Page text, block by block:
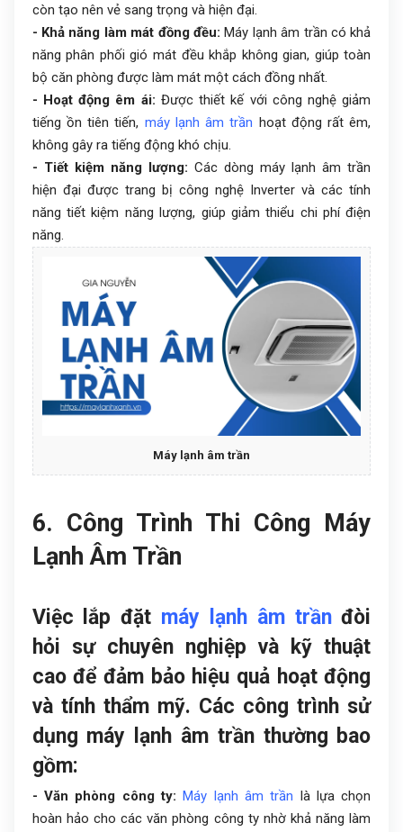
còn tạo nên vẻ sang trọng và hiện đại.
- Khả năng làm mát đồng đều: Máy lạnh âm trần có khả
năng phân phối gió mát đều khắp không gian, giúp toàn
bộ căn phòng được làm mát một cách đồng nhất.
- Hoạt động êm ái: Được thiết kế với công nghệ giảm
tiếng ồn tiên tiến, máy lạnh âm trần hoạt động rất êm,
không gây ra tiếng động khó chịu.
- Tiết kiệm năng lượng: Các dòng máy lạnh âm trần
hiện đại được trang bị công nghệ Inverter và các tính
năng tiết kiệm năng lượng, giúp giảm thiểu chi phí điện
năng.
Máy lạnh âm trần
6. Công Trình Thi Công Máy
Lạnh Âm Trần
Việc lắp đặt máy lạnh âm trầnđòi
hỏi sự chuyên nghiệp và kỹ thuật
cao để đảm bảo hiệu quả hoạt động
và tính thẩm mỹ. Các công trình sử
dụng máy lạnh âm trần thường bao
gồm:
- Văn phòng công ty: Máy lạnh âm trần là lựa chọn
hoàn hảo cho các văn phòng công ty nhờ khả năng làm